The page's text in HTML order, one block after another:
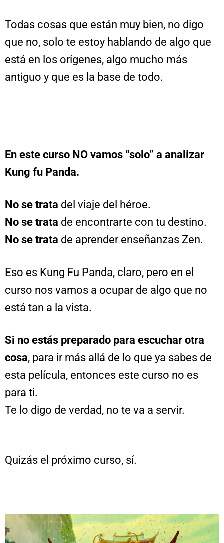
Todas cosas que están muy bien, no digo
que no, solo te estoy hablando de algo que
está en los orígenes, algo mucho más
antiguo y que es la base de todo.
En este curso NO vamos “solo” a analizar
Kung fu Panda.
No se trata del viaje del héroe.
No se trata de encontrarte con tu destino.
No se trata de aprender enseñanzas Zen.
Eso es Kung Fu Panda, claro, pero en el
curso nos vamos a ocupar de algo que no
está tan a la vista.
Si no estás preparado para escuchar otra
cosa, para ir más allá de lo que ya sabes de
esta película, entonces este curso no es
para ti.
Te lo digo de verdad, no te va a servir.
Quizás el próximo curso, sí.